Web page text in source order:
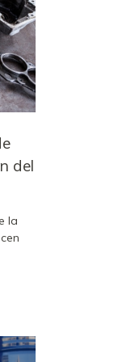
del
la